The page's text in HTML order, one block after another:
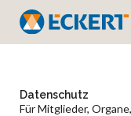
Datenschutz
Für Mitglieder,